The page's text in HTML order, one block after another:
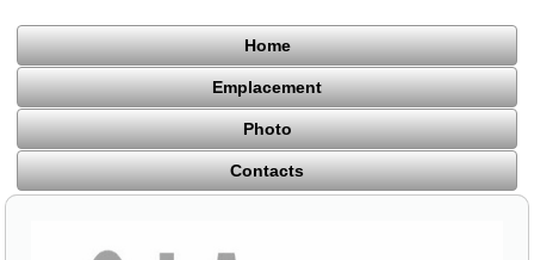
Home
Emplacement
Photo
Contacts